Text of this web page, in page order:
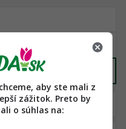
aby ste mali z
zážitok. Preto by
o súhlas na: